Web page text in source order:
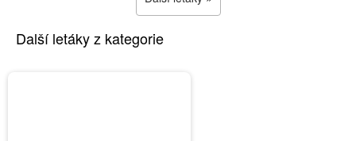
Další letáky z kategorie